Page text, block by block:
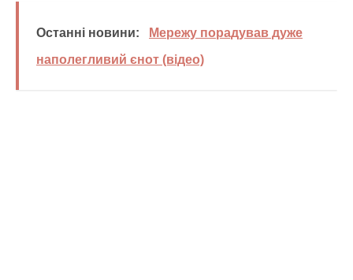
Останні новини:
Мережу порадував дуже
наполегливий єнот (відео)